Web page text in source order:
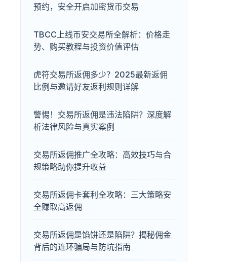
预约，安全开启加密货币交易
TBCC上线币安交易所全解析：价格走
势、购买教程与投资价值评估
虎符交易所返佣多少？2025最新返佣
比例与邀请好友返利规则详解
警惕！交易所返佣是违法陷阱？深度解
析法律风险与真实案例
交易所返佣推广全攻略：高效技巧与合
规策略助你提升收益
交易所返佣卡套利全攻略：三大策略安
全赚取高返佣
交易所返佣是馅饼还是陷阱？揭秘佣金
背后的连环骗局与防坑指南